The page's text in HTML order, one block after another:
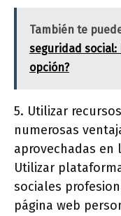
También te
seguridad social:
opción?
5. Utilizar
numerosas
aprovechadas en
Utilizar
sociales
página web